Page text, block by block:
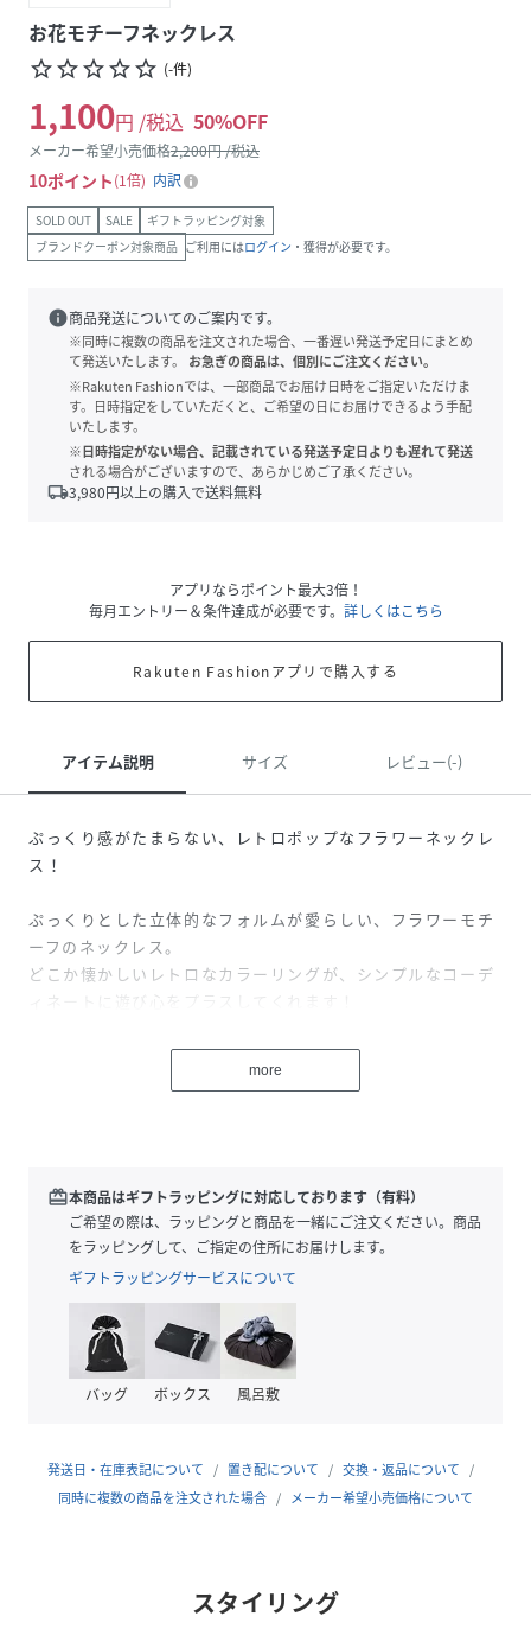
お花モチーフネックレス
star_borderstar_borderstar_borderstar_borderstar_border (-件)
1,100円 /税込 50%OFF
メーカー希望小売価格2,200円 /税込
10ポイント 1倍 内訳
SOLD OUT SALE
ギフトラッピング対象
ブランドクーポン対象商品 ご利用にはログイン ・獲得が必要です。
info商品発送についてのご案内です。
※同時に複数の商品を注文された場合、一番遅い発送予定日にまとめ
て発送いたします。
お急ぎの商品は、個別にご注文ください。
※Rakuten Fashionでは、一部商品でお届け日時をご指定いただけま
す。日時指定をしていただくと、ご希望の日にお届けできるよう手配
いたします。
※日時指定がない場合、記載されている発送予定日よりも遅れて発送
される場合がございますので、あらかじめご了承ください。
local_shipping3,980円以上の購入で送料無料
アプリならポイント最大3倍！
毎月エントリー＆条件達成が必要です。 詳しくはこちら
Rakuten Fashionアプリで購入する
アイテム説明 サイズ レビュー(-)
ぷっくり感がたまらない、レトロポップなフラワーネックレ
ス！
ぷっくりとした立体的なフォルムが愛らしい、フラワーモチ
ーフのネックレス。
どこか懐かしいレトロなカラーリングが、シンプルなコーデ
ィネートに遊び心をプラスしてくれます！
ンも嬉しいポイントです◎
・コーディネートの差し色にぴったりな、深みのあるレトロ
なカラーバリエーション
・お好みの長さに調節可能なで、気分に合わせてスタイリン
グ可能
【STYLING】
・無地のTシャツやスウェットにデニムを合わせた王道カジ
ュアルコーデのアクセントに
【KEYWORD】
ご注文いただいた予約商品のお届け時期の確認は、注文履歴
more
redeem本商品はギフトラッピングに対応しております（有料）
ご希望の際は、ラッピングと商品を一緒にご注文ください。商品
をラッピングして、ご指定の住所にお届けします。
ギフトラッピングサービスについて
バッグ ボックス 風呂敷
発送日・在庫表記について 置き配について
交換・返品について
同時に複数の商品を注文された場合
メーカー希望小売価格について
スタイリング